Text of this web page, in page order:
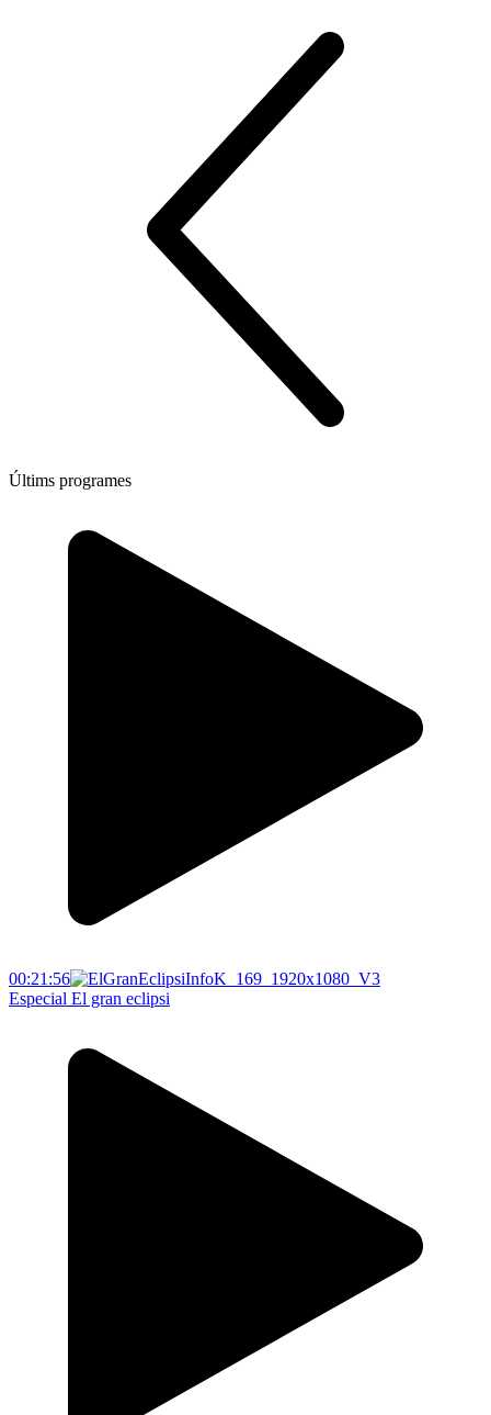
Últims programes
00:21:56
Especial El gran eclipsi